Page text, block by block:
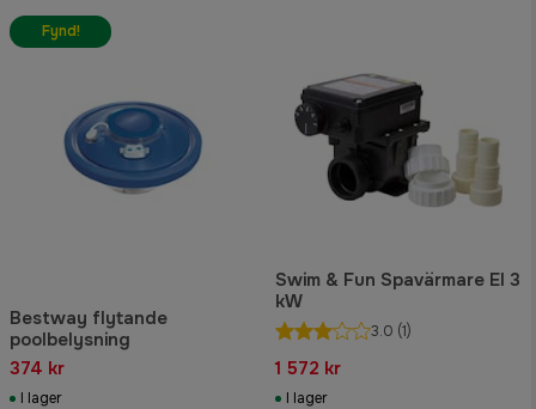
Bestway flytande
poolbelysning
374 kr
I lager
Fynd!
Swim & Fun Spavärmare El 3
kW
3.0 (1)
1 572 kr
I lager